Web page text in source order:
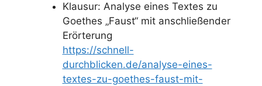
Klausur: Analyse eines Textes zu
Goethes „Faust“ mit anschließender
Erörterung
https://schnell-
durchblicken.de/analyse-eines-
textes-zu-goethes-faust-mit-